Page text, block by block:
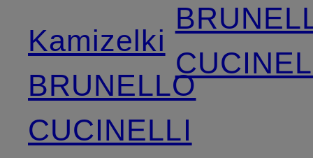
Kamizelki
BRUNELLO
CUCINELLI